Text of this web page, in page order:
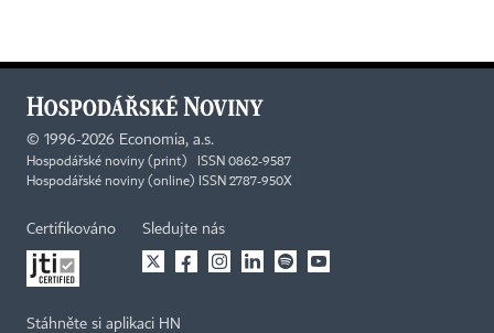
© 1996-2026 Economia, a.s.
Hospodářské noviny (print) ISSN 0862-9587
Hospodářské noviny (online) ISSN 2787-950X
Certifikováno Sledujte nás
Stáhněte si aplikaci HN